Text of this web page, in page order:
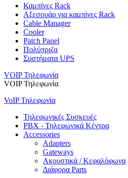
Καμπίνες Rack
Αξεσουάρ για καμπίνες Rack
Cable Manager
Cooler
Patch Panel
Πολύπριζα
Συστήματα UPS
VOIP Τηλεφωνία
VOIP Τηλεφωνία
VoIP Τηλεφωνία
Τηλεφωνικές Συσκευές
PBX - Τηλεφωνικά Κέντρα
Accessories
Adapters
Gateways
Ακουστικά / Κεφαλόφωνα
Διάφορα Parts